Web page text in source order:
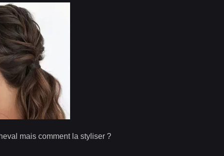
mais comment la styliser ?